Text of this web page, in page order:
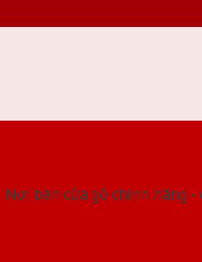
Nơi bán cửa gỗ chính hãng